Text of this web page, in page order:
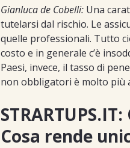
Gianluca de Cobelli: Una
tutelarsi dal rischio. Le
quelle professionali. Tutto
costo e in generale c’è
Paesi, invece, il tasso di
non obbligatori è molto più
Cosa rende